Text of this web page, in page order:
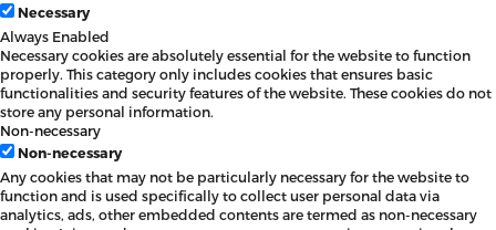
Necessary
Always Enabled
Necessary cookies are absolutely essential for the website to function
properly. This category only includes cookies that ensures basic
functionalities and security features of the website. These cookies do not
store any personal information.
Non-necessary
Non-necessary
Any cookies that may not be particularly necessary for the website to
function and is used specifically to collect user personal data via
analytics, ads, other embedded contents are termed as non-necessary